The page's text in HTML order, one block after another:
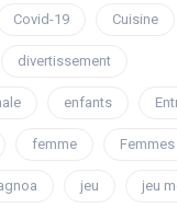
Covid-19 Cuisine
divertissement
enfants
femme Femmes
jeu jeu